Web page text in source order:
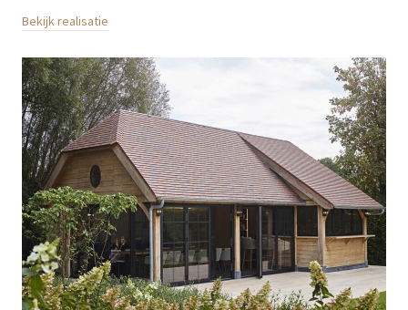
Bekijk realisatie